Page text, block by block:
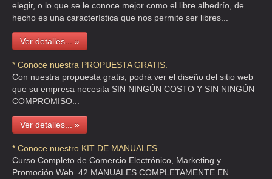
elegir, o lo que se le conoce mejor como el libre albedrío, de
hecho es una característica que nos permite ser libres...
Ver detalles... »
* Conoce nuestra PROPUESTA GRATIS.
Con nuestra propuesta gratis, podrá ver el diseño del sitio web
que su empresa necesita SIN NINGÚN COSTO Y SIN NINGÚN
COMPROMISO...
Ver detalles... »
* Conoce nuestro KIT DE MANUALES.
Curso Completo de Comercio Electrónico, Marketing y
Promoción Web. 42 MANUALES COMPLETAMENTE EN